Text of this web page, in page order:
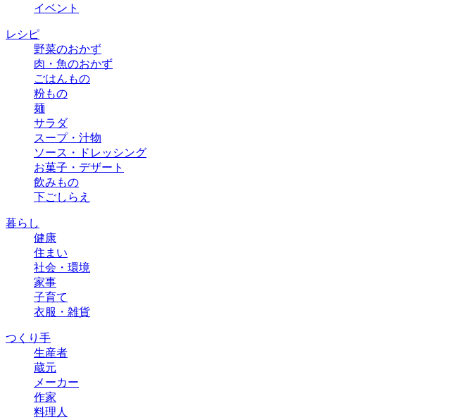
イベント
レシピ
野菜のおかず
肉・魚のおかず
ごはんもの
粉もの
麺
サラダ
スープ・汁物
ソース・ドレッシング
お菓子・デザート
飲みもの
下ごしらえ
暮らし
健康
住まい
社会・環境
家事
子育て
衣服・雑貨
つくり手
生産者
蔵元
メーカー
作家
料理人